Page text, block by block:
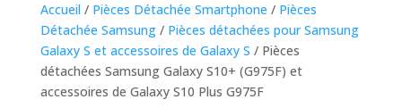
Accueil / Pièces Détachée Smartphone / Pièces
Détachée Samsung/ Pièces détachées pour Samsung
Galaxy S et accessoires de Galaxy S / Pièces
détachées Samsung Galaxy S10+ (G975F) et
accessoires de Galaxy S10 Plus G975F